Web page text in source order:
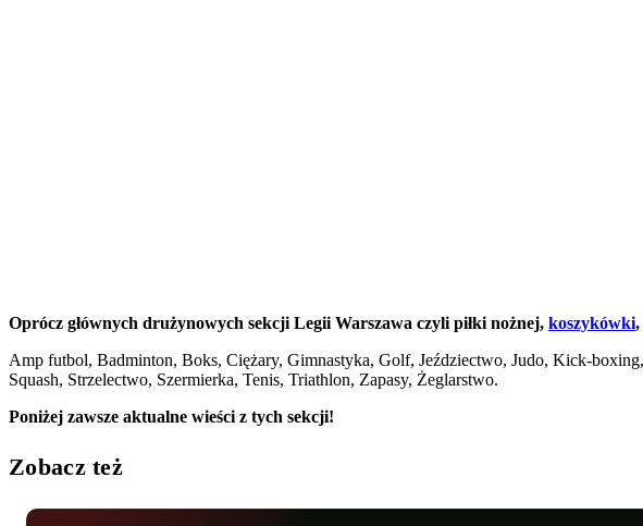
Oprócz głównych drużynowych sekcji Legii Warszawa czyli piłki nożnej, koszykówki,
Amp futbol, Badminton, Boks, Ciężary, Gimnastyka, Golf, Jeździectwo, Judo, Kick-
Squash, Strzelectwo, Szermierka, Tenis, Triathlon, Zapasy, Żeglarstwo.
Poniżej zawsze aktualne wieści z tych sekcji!
Zobacz też